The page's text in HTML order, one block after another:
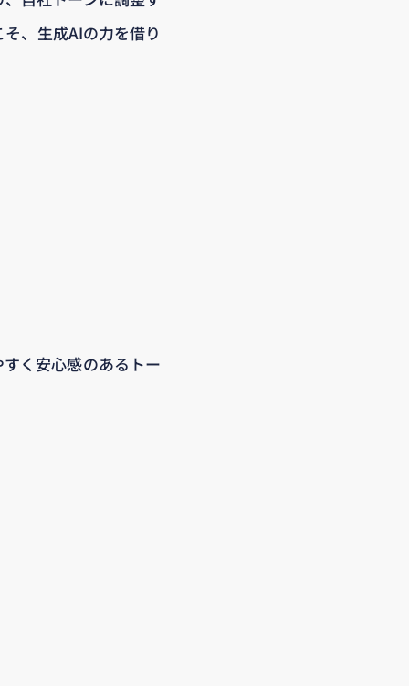
、生成AIの力を借り
く安心感のあるトー